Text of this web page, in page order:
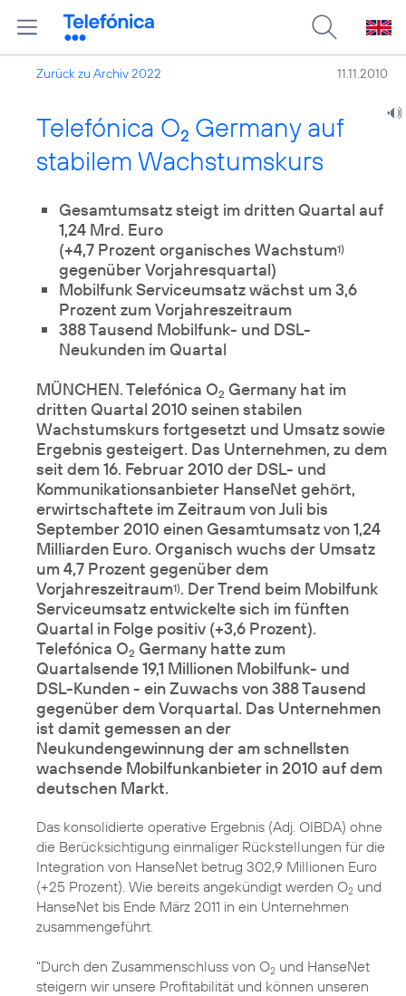
Zurück zu Archiv 2022 11.11.2010
Telefónica O2 Germany auf
stabilem Wachstumskurs
Gesamtumsatz steigt im dritten Quartal auf
1,24 Mrd. Euro
(+4,7 Prozent organisches Wachstum1)
gegenüber Vorjahresquartal)
Mobilfunk Serviceumsatz wächst um 3,6
Prozent zum Vorjahreszeitraum
388 Tausend Mobilfunk- und DSL-
Neukunden im Quartal
MÜNCHEN. Telefónica O2 Germany hat im
dritten Quartal 2010 seinen stabilen
Wachstumskurs fortgesetzt und Umsatz sowie
Ergebnis gesteigert. Das Unternehmen, zu dem
seit dem 16. Februar 2010 der DSL- und
Kommunikationsanbieter HanseNet gehört,
erwirtschaftete im Zeitraum von Juli bis
September 2010 einen Gesamtumsatz von 1,24
Milliarden Euro. Organisch wuchs der Umsatz
um 4,7 Prozent gegenüber dem
Vorjahreszeitraum1). Der Trend beim Mobilfunk
Serviceumsatz entwickelte sich im fünften
Quartal in Folge positiv (+3,6 Prozent).
Telefónica O2 Germany hatte zum
Quartalsende 19,1 Millionen Mobilfunk- und
DSL-Kunden - ein Zuwachs von 388 Tausend
gegenüber dem Vorquartal. Das Unternehmen
ist damit gemessen an der
Neukundengewinnung der am schnellsten
wachsende Mobilfunkanbieter in 2010 auf dem
deutschen Markt.
Das konsolidierte operative Ergebnis (Adj. OIBDA) ohne
die Berücksichtigung einmaliger Rückstellungen für die
Integration von HanseNet betrug 302,9 Millionen Euro
(+25 Prozent). Wie bereits angekündigt werden O2 und
HanseNet bis Ende März 2011 in ein Unternehmen
zusammengeführt.
"Durch den Zusammenschluss von O2 und HanseNet
steigern wir unsere Profitabilität und können unseren